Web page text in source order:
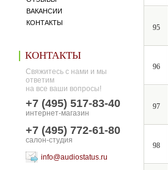
ВАКАНСИИ
КОНТАКТЫ
КОНТАКТЫ
Свяжитесь с нами и мы
ответим
на все ваши вопросы!
+7 (495) 517-83-40
интернет-магазин
+7 (495) 772-61-80
салон-студия
info@audiostatus.ru
95
96
97
98